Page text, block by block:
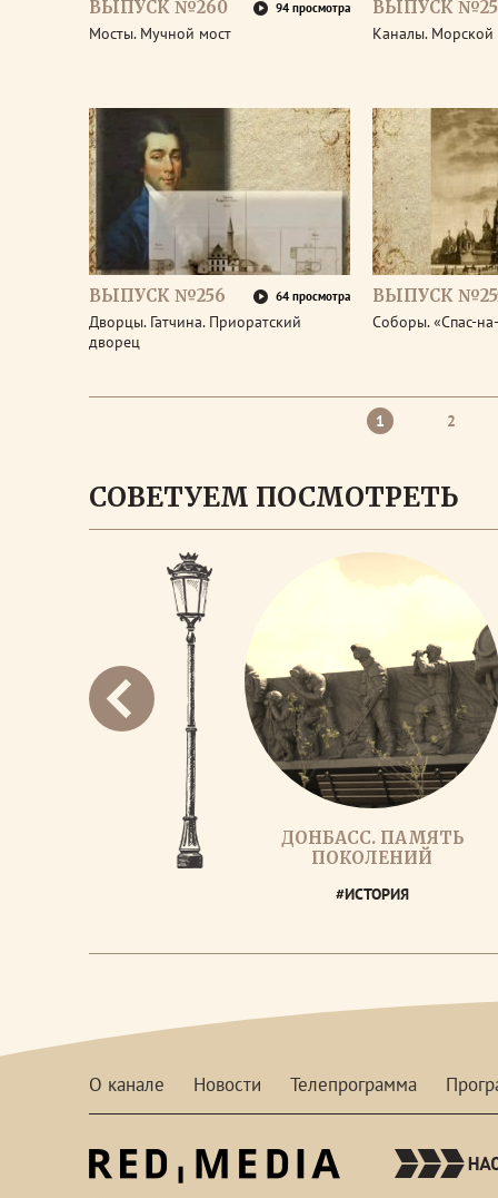
ВЫПУСК №260 94 просмотра
Мосты. Мучной мост
ВЫПУСК
Каналы. Морской
ВЫПУСК №256 64 просмотра
Дворцы. Гатчина. Приоратский
дворец
ВЫПУСК
Соборы. «Спас-
1 2
СОВЕТУЕМ ПОСМОТРЕТЬ
ДОНБАСС. ПАМЯТЬ
ПОКОЛЕНИЙ
#ИСТОРИЯ
О канале Новости Телепрограмма